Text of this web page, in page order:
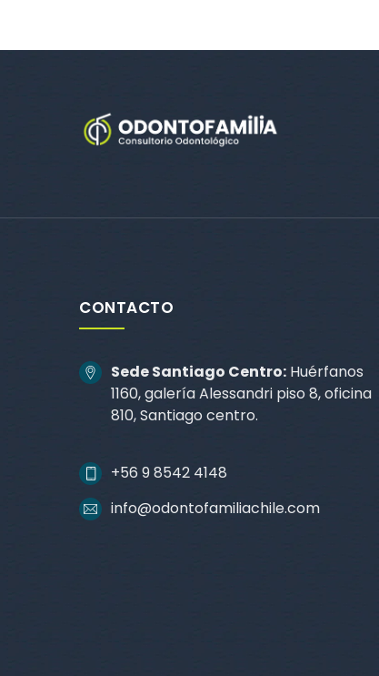
CONTACTO
Sede Santiago Centro: Huérfanos
1160, galería Alessandri piso 8, oficina
810, Santiago centro.
+56 9 8542 4148
info@odontofamiliachile.com